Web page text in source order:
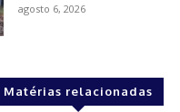
agosto 6, 2026
Matérias relacionadas